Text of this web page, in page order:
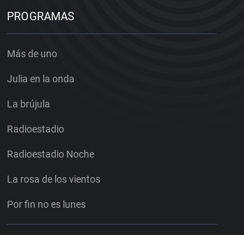
PROGRAMAS
Más de uno
Julia en la onda
La brújula
Radioestadio
Radioestadio Noche
La rosa de los vientos
Por fin no es lunes